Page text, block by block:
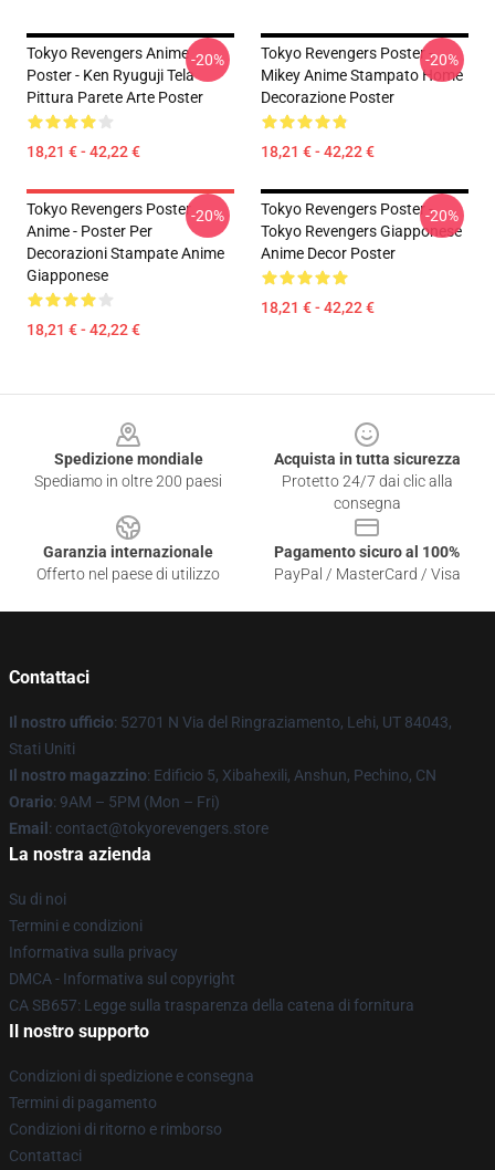
Tokyo Revengers Anime
Poster - Ken Ryuguji Tela
Pittura Parete Arte Poster
18,21 € - 42,22 €
-20%
Tokyo Revengers Poster -
Mikey Anime Stampato Home
Decorazione Poster
18,21 € - 42,22 €
-20%
Tokyo Revengers Poster
Anime - Poster Per
Decorazioni Stampate Anime
Giapponese
18,21 € - 42,22 €
-20%
Tokyo Revengers Poster -
Tokyo Revengers Giapponese
Anime Decor Poster
18,21 € - 42,22 €
-20%
Spedizione mondiale
Spediamo in oltre 200 paesi
Acquista in tutta sicurezza
Protetto 24/7 dai clic alla
consegna
Garanzia internazionale
Offerto nel paese di utilizzo
Pagamento sicuro al 100%
PayPal / MasterCard / Visa
Contattaci
Il nostro ufficio: 52701 N Via del Ringraziamento, Lehi, UT 84043,
Stati Uniti
Il nostro magazzino: Edificio 5, Xibahexili, Anshun, Pechino, CN
Orario: 9AM – 5PM (Mon – Fri)
Email: contact@tokyorevengers.store
La nostra azienda
Su di noi
Termini e condizioni
Informativa sulla privacy
DMCA - Informativa sul copyright
CA SB657: Legge sulla trasparenza della catena di fornitura
Il nostro supporto
Condizioni di spedizione e consegna
Termini di pagamento
Condizioni di ritorno e rimborso
Contattaci